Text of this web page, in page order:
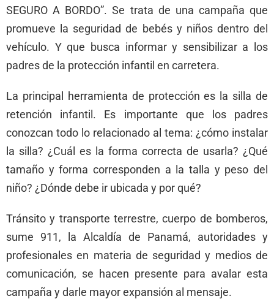
SEGURO A BORDO”. Se trata de una campaña que
promueve la seguridad de bebés y niños dentro del
vehículo. Y que busca informar y sensibilizar a los
padres de la protección infantil en carretera.
La principal herramienta de protección es la silla de
retención infantil. Es importante que los padres
conozcan todo lo relacionado al tema: ¿cómo instalar
la silla? ¿Cuál es la forma correcta de usarla? ¿Qué
tamaño y forma corresponden a la talla y peso del
niño? ¿Dónde debe ir ubicada y por qué?
Tránsito y transporte terrestre, cuerpo de bomberos,
sume 911, la Alcaldía de Panamá, autoridades y
profesionales en materia de seguridad y medios de
comunicación, se hacen presente para avalar esta
campaña y darle mayor expansión al mensaje.